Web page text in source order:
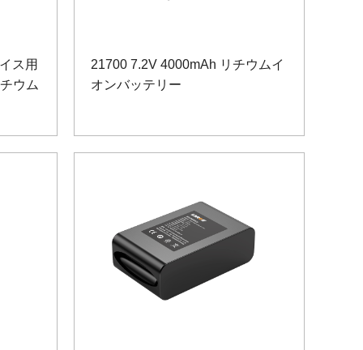
ス用
ウム
21700 7.2V 4000mAh リチウムイ
オンバッテリー